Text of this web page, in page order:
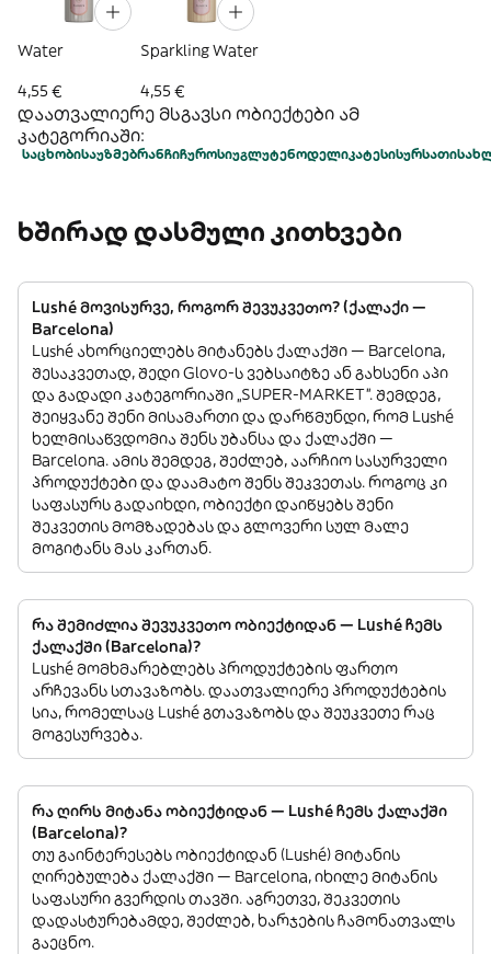
Water
4,55 €
Sparkling Water
4,55 €
დაათვალიერე მსგავსი ობიექტები ამ
კატეგორიაში:
საცხობისაუზმებრანჩიჩუროსიუგლუტენოდელიკატესისურსათი
ხშირად დასმული კითხვები
Lushé მოვისურვე, როგორ შევუკვეთო? (ქალაქი —
Barcelona)
Lushé ახორციელებს მიტანებს ქალაქში — Barcelona,
შესაკვეთად, შედი Glovo-ს ვებსაიტზე ან გახსენი აპი
და გადადი კატეგორიაში „SUPER-MARKET”. შემდეგ,
შეიყვანე შენი მისამართი და დარწმუნდი, რომ Lushé
ხელმისაწვდომია შენს უბანსა და ქალაქში —
Barcelona. ამის შემდეგ, შეძლებ, აარჩიო სასურველი
პროდუქტები და დაამატო შენს შეკვეთას. როგოც კი
საფასურს გადაიხდი, ობიექტი დაიწყებს შენი
შეკვეთის მომზადებას და გლოვერი სულ მალე
მოგიტანს მას კართან.
რა შემიძლია შევუკვეთო ობიექტიდან — Lushé ჩემს
ქალაქში (Barcelona)?
Lushé მომხმარებლებს პროდუქტების ფართო
არჩევანს სთავაზობს. დაათვალიერე პროდუქტების
სია, რომელსაც Lushé გთავაზობს და შეუკვეთე რაც
მოგესურვება.
რა ღირს მიტანა ობიექტიდან — Lushé ჩემს ქალაქში
(Barcelona)?
თუ გაინტერესებს ობიექტიდან (Lushé) მიტანის
ღირებულება ქალაქში — Barcelona, იხილე მიტანის
საფასური გვერდის თავში. აგრეთვე, შეკვეთის
დადასტურებამდე, შეძლებ, ხარჯების ჩამონათვალს
გაეცნო.